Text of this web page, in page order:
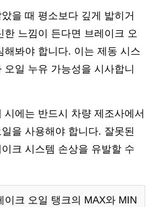
을 때 평소보다 깊게 밟히거
한 느낌이 든다면 브레이크 오
해봐야 합니다. 이는 제동 시스
오일 누유 가능성을 시사합니
시에는 반드시 차량 제조사에서
을 사용해야 합니다. 잘못된
크 시스템 손상을 유발할 수
이크 오일 탱크의 MAX와 MIN